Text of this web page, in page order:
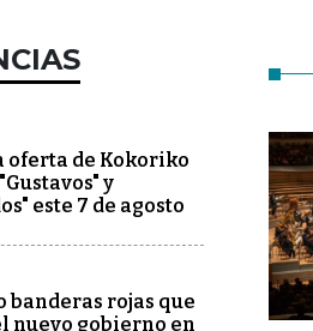
oferta de Kokoriko
y
este 7 de agosto
banderas rojas que
nuevo gobierno en